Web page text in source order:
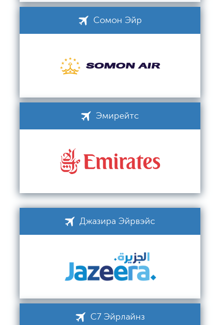
Сомон Эйр
Эмирейтс
Джазира Эйрвэйс
С7 Эйрлайнз